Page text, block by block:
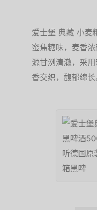
爱士堡 典藏 小麦
蜜焦糖味，麦香
源甘洌清澈，采
香交织，馥郁绵长